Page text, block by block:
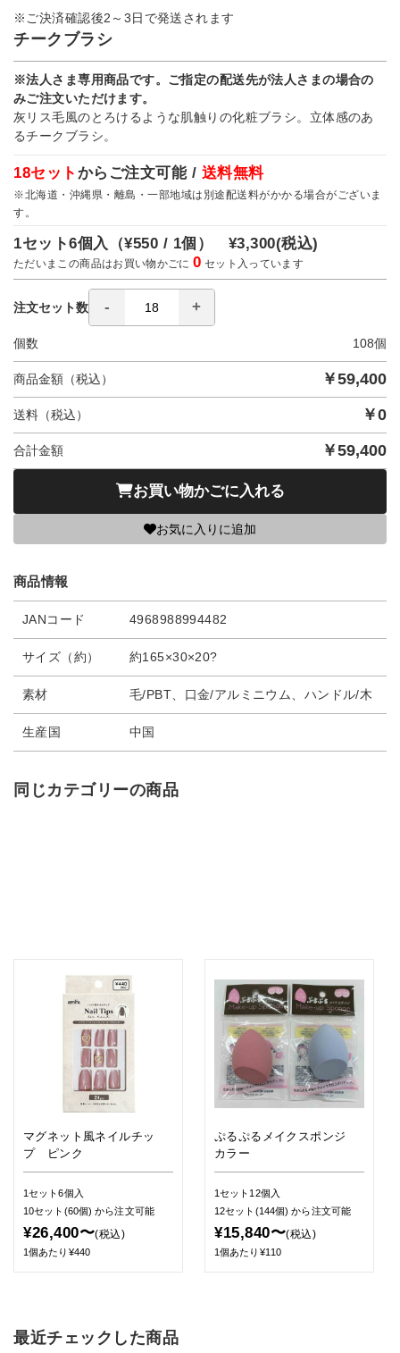
※ご決済確認後2～3日で発送されます
チークブラシ
※法人さま専用商品です。ご指定の配送先が法人さまの場合の
みご注文いただけます。
灰リス毛風のとろけるような肌触りの化粧ブラシ。立体感のあ
るチークブラシ。
18セット からご注文可能 / 送料無料
※北海道・沖縄県・離島・一部地域は別途配送料がかかる場合がございま
す。
1セット6個入（¥550 / 1個） ¥3,300(税込)
ただいまこの商品はお買い物かごに0 セット入っています
注文セット数
個数 108個
商品金額（税込） ￥59,400
送料（税込） ￥0
合計金額 ￥59,400
お買い物かごに入れる
お気に入りに追加
商品情報
JANコード 4968988994482
サイズ（約） 約165×30×20?
素材 毛/PBT、口金/アルミニウム、ハンドル/木
生産国 中国
同じカテゴリーの商品
マグネット風ネイルチッ
プ ピンク
1セット6個入
10セット(60個)から注文可能
¥26,400〜(税込)
1個あたり¥440
ぷるぷるメイクスポンジ
カラー
1セット12個入
12セット(144個)から注文可能
¥15,840〜(税込)
1個あたり¥110
最近チェックした商品